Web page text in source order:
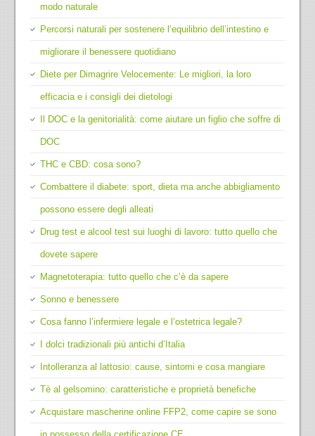
modo naturale
Percorsi naturali per sostenere l’equilibrio dell’intestino e
migliorare il benessere quotidiano
Diete per Dimagrire Velocemente: Le migliori, la loro
efficacia e i consigli dei dietologi
Il DOC e la genitorialità: come aiutare un figlio che soffre di
DOC
THC e CBD: cosa sono?
Combattere il diabete: sport, dieta ma anche abbigliamento
possono essere degli alleati
Drug test e alcool test sui luoghi di lavoro: tutto quello che
dovete sapere
Magnetoterapia: tutto quello che c’è da sapere
Sonno e benessere
Cosa fanno l’infermiere legale e l’ostetrica legale?
I dolci tradizionali più antichi d’Italia
Intolleranza al lattosio: cause, sintomi e cosa mangiare
Tè al gelsomino: caratteristiche e proprietà benefiche
Acquistare mascherine online FFP2, come capire se sono